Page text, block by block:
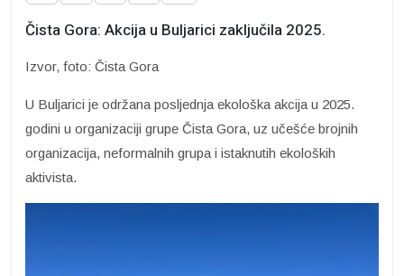
Čista Gora: Akcija u Buljarici zaključila 2025.
Izvor, foto: Čista Gora
U Buljarici je održana posljednja ekološka akcija u 2025.
godini u organizaciji grupe Čista Gora, uz učešće brojnih
organizacija, neformalnih grupa i istaknutih ekoloških
aktivista.